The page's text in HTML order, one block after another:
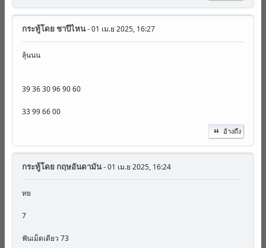
กระทู้โดย ชาปีไหน- 01 เม.ย 2025, 16:27
ลุ้นนน
39 36 30 96 90 60
33 99 66 00
อ้างถึง
กระทู้โดย กฤษอันดามัน- 01 เม.ย 2025, 16:24
ทย
7
ฟันเม็ดเดียว 73